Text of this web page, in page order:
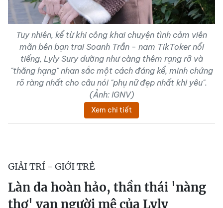
Tuy nhiên, kể từ khi công khai chuyện tình cảm viên
mãn bên bạn trai Soanh Trần - nam TikToker nổi
tiếng, Lyly Sury dường như càng thêm rạng rỡ và
"thăng hạng" nhan sắc một cách đáng kể, minh chứng
rõ ràng nhất cho câu nói "phụ nữ đẹp nhất khi yêu".
(Ảnh: IGNV)
Xem chi tiết
GIẢI TRÍ - GIỚI TRẺ
Làn da hoàn hảo, thần thái 'nàng
thơ' vạn người mê của Lyly